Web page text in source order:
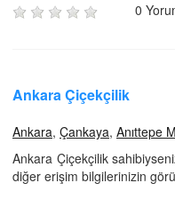
0
Ankara Çiçekçilik
Ankara, Çankaya, Anıttepe
Ankara Çiçekçilik
diğer erişim bilgilerinizin